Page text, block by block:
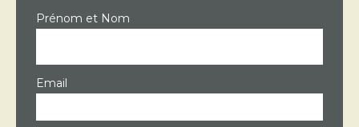
Prénom et Nom
Email